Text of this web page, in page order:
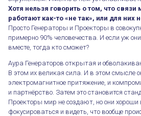
Хотя нельзя говорить о том, что
работают как-то «не так», или для них
Просто Генераторы и Проекторы в
примерно 90% человечества. И если уж
вместе, тогда кто сможет?
Аура Генераторов открытая и
В этом их великая сила. И в этом смысле
электромагнитное притяжение, и
и партнёрство. Затем это становится
Проекторы мир не создают, но они хороши
фокусироваться и видеть, что вообще